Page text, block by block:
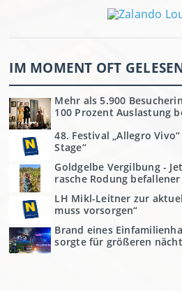
IM MOMENT OFT
Mehr als 5.900
100 Prozent Auslastung
48. Festival „Allegro
Stage“
Goldgelbe Vergilbung -
rasche Rodung
LH Mikl-Leitner zur
muss vorsorgen“
Brand eines
sorgte für größeren